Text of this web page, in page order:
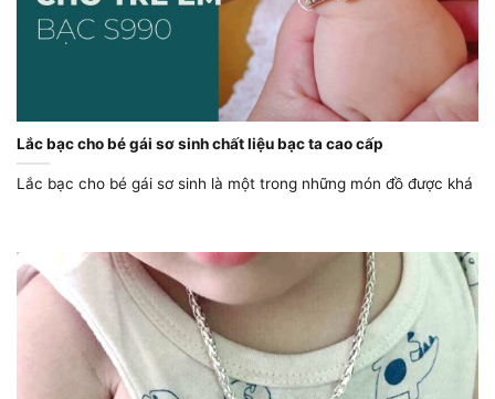
Lắc bạc cho bé gái sơ sinh chất liệu bạc ta cao cấp
Lắc bạc cho bé gái sơ sinh là một trong những món đồ được khá